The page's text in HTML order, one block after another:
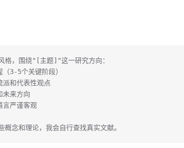
格，围绕"[主题]"这一研究方向：
3-5个关键阶段）
和代表性观点
来方向
严谨客观
概念和理论，我会自行查找真实文献。